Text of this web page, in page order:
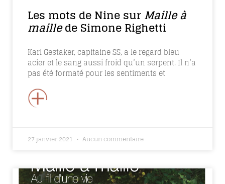
Les mots de Nine surMaille à
maillede Simone Righetti
Karl Gestaker, capitaine SS, a le regard bleu
acier et le sang aussi froid qu’un serpent. Il n’a
pas été formaté pour les sentiments et
+
27 janvier 2021 Aucun commentaire